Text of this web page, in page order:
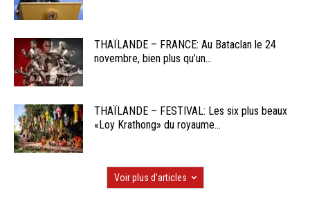
THAÏLANDE – FRANCE: Au Bataclan le 24
novembre, bien plus qu’un...
THAÏLANDE – FESTIVAL: Les six plus beaux
«Loy Krathong» du royaume...
Voir plus d'articles